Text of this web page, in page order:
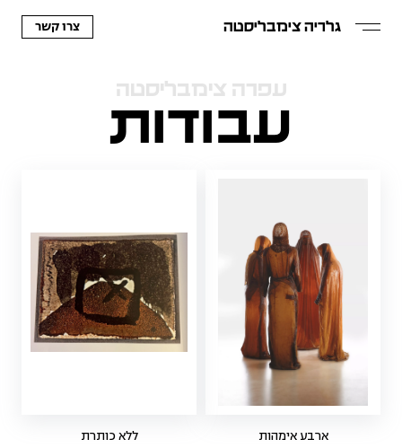
גלריה צימבליסטה צרו קשר
עפרה צימבליסטה
עבודות
ארבע אימהות ללא כותרת